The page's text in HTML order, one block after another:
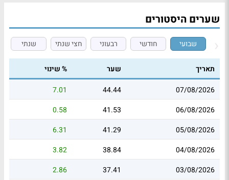
שערים היסטורים
שבועי חודשי רבעוני חצי שנתי שנתי
תאריך שער
% שינוי
07/08/2026
44.44
7.01
06/08/2026
41.53
0.58
05/08/2026
41.29
6.31
04/08/2026
38.84
3.82
03/08/2026
37.41
2.86